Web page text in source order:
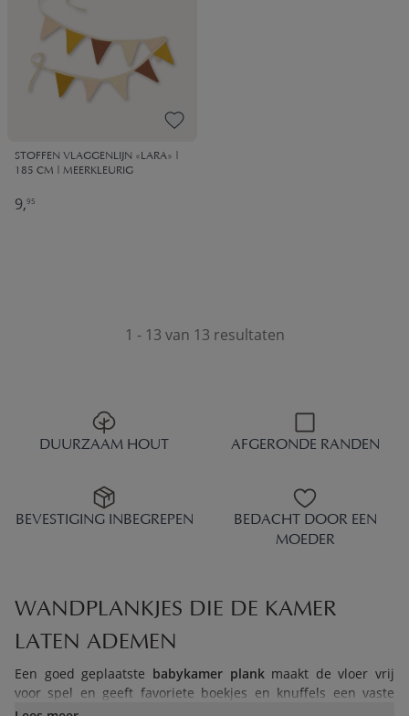
STOFFEN VLAGGENLIJN «LARA» |
185 CM | MEERKLEURIG
9,95
1 - 13 van 13 resultaten
DUURZAAM HOUT AFGERONDE RANDEN
BEVESTIGING INBEGREPEN
BEDACHT DOOR EEN
MOEDER
WANDPLANKJES DIE DE KAMER
LATEN ADEMEN
Een goed geplaatste babykamer plankmaakt de vloer vrij
voor spel en geeft favoriete boekjes en knuffels een vaste
plek. De houten wandplank «Hetre» is met 40 cm breed